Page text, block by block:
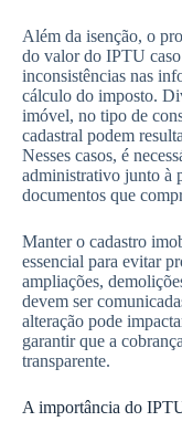
Além da isenção, o
do valor do IPTU
inconsistências nas
cálculo do imposto.
imóvel, no tipo de
cadastral podem
Nesses casos, é
administrativo junto à
documentos que
Manter o cadastro
essencial para evitar
ampliações,
devem ser
alteração pode
garantir que a
transparente.
A importância do